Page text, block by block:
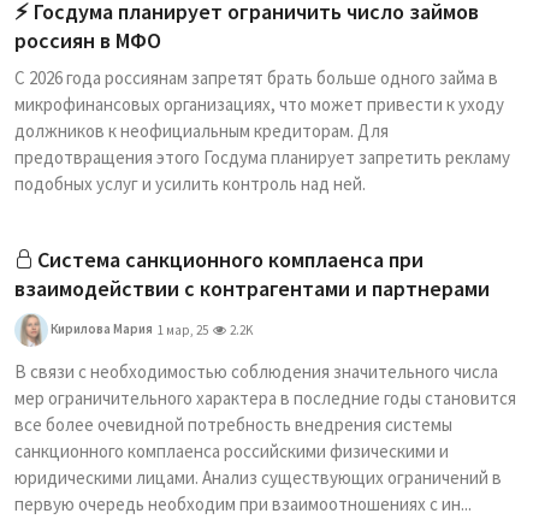
⚡️ Госдума планирует ограничить число займов
россиян в МФО
С 2026 года россиянам запретят брать больше одного займа в
микрофинансовых организациях, что может привести к уходу
должников к неофициальным кредиторам. Для
предотвращения этого Госдума планирует запретить рекламу
подобных услуг и усилить контроль над ней.
Система санкционного комплаенса при
взаимодействии с контрагентами и партнерами
Кирилова Мария 1 мар, 25 2.2K
В связи с необходимостью соблюдения значительного числа
мер ограничительного характера в последние годы становится
все более очевидной потребность внедрения системы
санкционного комплаенса российскими физическими и
юридическими лицами. Анализ существующих ограничений в
первую очередь необходим при взаимоотношениях с ин...